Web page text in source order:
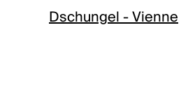
Dschungel - Vienne